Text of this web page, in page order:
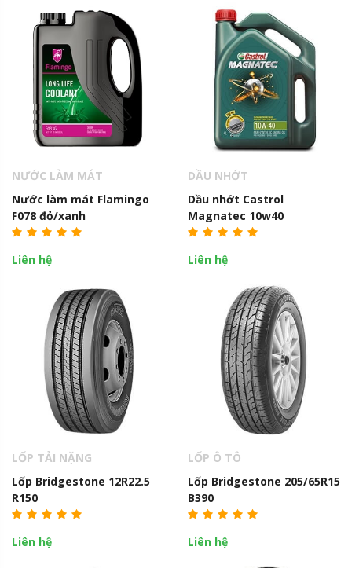
NƯỚC LÀM MÁT
Nước làm mát Flamingo
F078 đỏ/xanh
Liên hệ
DẦU NHỚT
Dầu nhớt Castrol
Magnatec 10w40
Liên hệ
LỐP TẢI NẶNG
Lốp Bridgestone 12R22.5
R150
Liên hệ
LỐP Ô TÔ
Lốp Bridgestone 205/65R15
B390
Liên hệ